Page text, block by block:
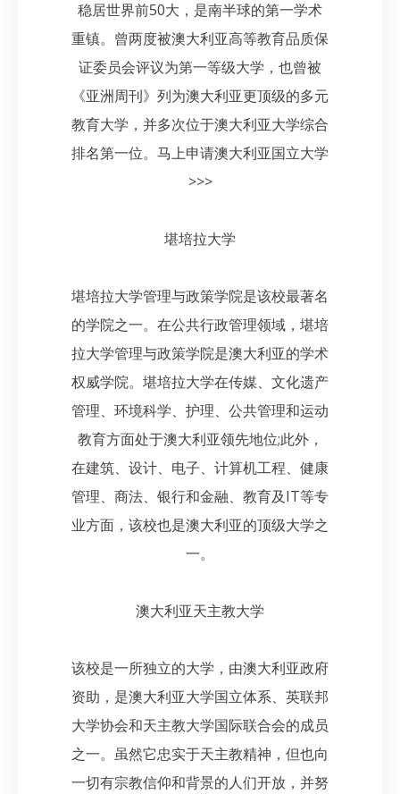
稳居世界前50大，是南半球的第一学术
重镇。曾两度被澳大利亚高等教育品质保
证委员会评议为第一等级大学，也曾被
《亚洲周刊》列为澳大利亚更顶级的多元
教育大学，并多次位于澳大利亚大学综合
排名第一位。马上申请澳大利亚国立大学
>>>
堪培拉大学
堪培拉大学管理与政策学院是该校最著名
的学院之一。在公共行政管理领域，堪培
拉大学管理与政策学院是澳大利亚的学术
权威学院。堪培拉大学在传媒、文化遗产
管理、环境科学、护理、公共管理和运动
教育方面处于澳大利亚领先地位;此外，
在建筑、设计、电子、计算机工程、健康
管理、商法、银行和金融、教育及IT等专
业方面，该校也是澳大利亚的顶级大学之
一。
澳大利亚天主教大学
该校是一所独立的大学，由澳大利亚政府
资助，是澳大利亚大学国立体系、英联邦
大学协会和天主教大学国际联合会的成员
之一。虽然它忠实于天主教精神，但也向
一切有宗教信仰和背景的人们开放，并努